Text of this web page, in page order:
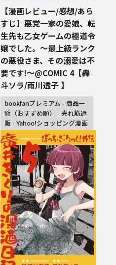
【漫画レビュー/感想/あら
すじ】悪党一家の愛娘、転
生先も乙女ゲームの極道令
嬢でした。〜最上級ランク
の悪役さま、その溺愛は不
要です!〜@COMIC 4【轟
斗ソラ/雨川透子 】
bookfanプレミアム - 商品一
覧（おすすめ順） - 売れ筋通
販 - Yahoo!ショッピング漫画